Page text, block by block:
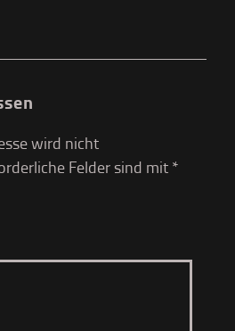
wird nicht
Felder sind mit *